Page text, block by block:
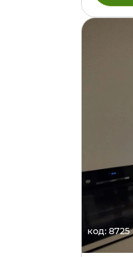
фасадом
дверцят.
є, і це
код: 8725